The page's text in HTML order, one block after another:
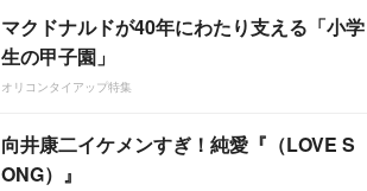
マクドナルドが40年にわたり支える「小学
生の甲子園」
オリコンタイアップ特集
向井康二イケメンすぎ！純愛『（LOVE S
ONG）』